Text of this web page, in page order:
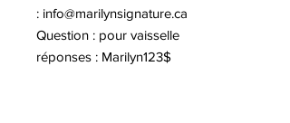
: info@marilynsignature.ca
Question : pour vaisselle
réponses : Marilyn123$